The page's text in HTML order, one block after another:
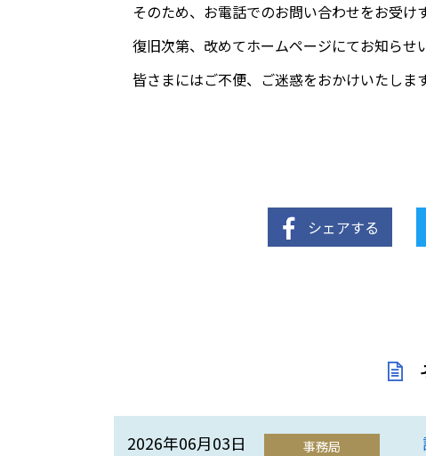
そのため、お電話でのお問い合わせをお受け
復旧次第、改めてホームページにてお知らせ
皆さまにはご不便、ご迷惑をおかけいたしま
シェアする
2026年06月03日 事務局